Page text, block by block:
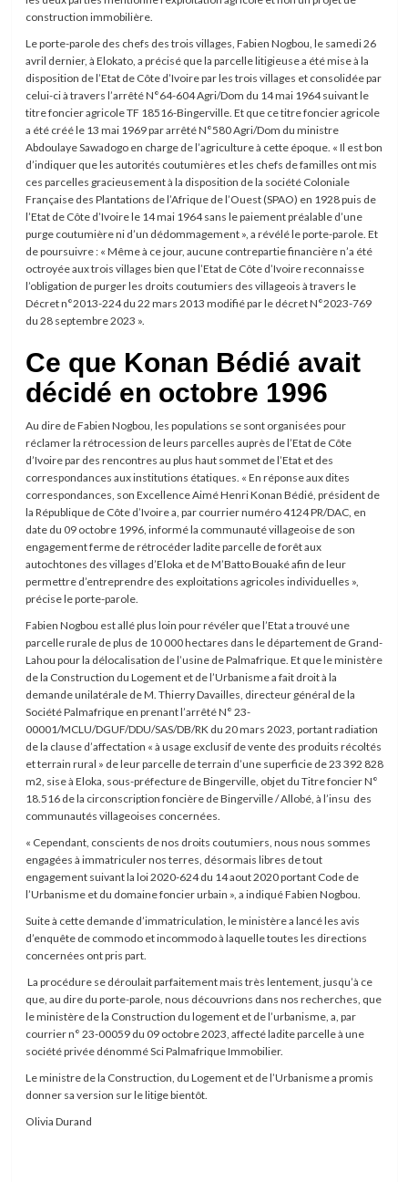
construction immobilière.
Le porte-parole des chefs des trois villages, Fabien Nogbou, le samedi 26
avril dernier, à Elokato, a précisé que la parcelle litigieuse a été mise à la
disposition de l’Etat de Côte d’Ivoire par les trois villages et consolidée par
celui-ci à travers l’arrêté N°64-604 Agri/Dom du 14 mai 1964 suivant le
titre foncier agricole TF 18516-Bingerville. Et que ce titre foncier agricole
a été créé le 13 mai 1969 par arrêté N°580 Agri/Dom du ministre
Abdoulaye Sawadogo en charge de l’agriculture à cette époque. « Il est bon
d’indiquer que les autorités coutumières et les chefs de familles ont mis
ces parcelles gracieusement à la disposition de la société Coloniale
Française des Plantations de l’Afrique de l’Ouest (SPAO) en 1928 puis de
l’Etat de Côte d’Ivoire le 14 mai 1964 sans le paiement préalable d’une
purge coutumière ni d’un dédommagement », a révélé le porte-parole. Et
de poursuivre : « Même à ce jour, aucune contrepartie financière n’a été
octroyée aux trois villages bien que l’Etat de Côte d’Ivoire reconnaisse
l’obligation de purger les droits coutumiers des villageois à travers le
Décret n°2013-224 du 22 mars 2013 modifié par le décret N°2023-769
du 28 septembre 2023 ».
Ce que Konan Bédié avait
décidé en octobre 1996
Au dire de Fabien Nogbou, les populations se sont organisées pour
réclamer la rétrocession de leurs parcelles auprès de l’Etat de Côte
d’Ivoire par des rencontres au plus haut sommet de l’Etat et des
correspondances aux institutions étatiques. « En réponse aux dites
correspondances, son Excellence Aimé Henri Konan Bédié, président de
la République de Côte d’Ivoire a, par courrier numéro 4124 PR/DAC, en
date du 09 octobre 1996, informé la communauté villageoise de son
engagement ferme de rétrocéder ladite parcelle de forêt aux
autochtones des villages d’Eloka et de M’Batto Bouaké afin de leur
permettre d’entreprendre des exploitations agricoles individuelles »,
précise le porte-parole.
Fabien Nogbou est allé plus loin pour révéler que l’Etat a trouvé une
parcelle rurale de plus de 10 000 hectares dans le département de Grand-
Lahou pour la délocalisation de l’usine de Palmafrique. Et que le ministère
de la Construction du Logement et de l’Urbanisme a fait droit à la
demande unilatérale de M. Thierry Davailles, directeur général de la
Société Palmafrique en prenant l’arrêté N° 23-
00001/MCLU/DGUF/DDU/SAS/DB/RK du 20 mars 2023, portant radiation
de la clause d’affectation « à usage exclusif de vente des produits récoltés
et terrain rural » de leur parcelle de terrain d’une superficie de 23 392 828
m2, sise à Eloka, sous-préfecture de Bingerville, objet du Titre foncier N°
18.516 de la circonscription foncière de Bingerville / Allobé, à l’insu des
communautés villageoises concernées.
« Cependant, conscients de nos droits coutumiers, nous nous sommes
engagées à immatriculer nos terres, désormais libres de tout
engagement suivant la loi 2020-624 du 14 aout 2020 portant Code de
l’Urbanisme et du domaine foncier urbain », a indiqué Fabien Nogbou.
Suite à cette demande d’immatriculation, le ministère a lancé les avis
d’enquête de commodo et incommodo à laquelle toutes les directions
concernées ont pris part.
La procédure se déroulait parfaitement mais très lentement, jusqu’à ce
que, au dire du porte-parole, nous découvrions dans nos recherches, que
le ministère de la Construction du logement et de l’urbanisme, a, par
courrier n° 23-00059 du 09 octobre 2023, affecté ladite parcelle à une
société privée dénommé Sci Palmafrique Immobilier.
Le ministre de la Construction, du Logement et de l’Urbanisme a promis
donner sa version sur le litige bientôt.
Olivia Durand